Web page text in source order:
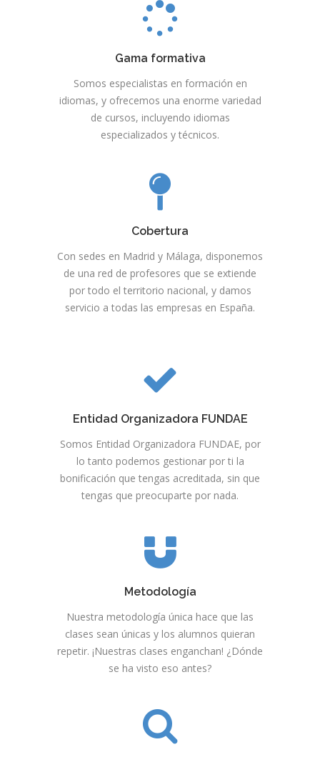
Gama formativa
Somos especialistas en formación en
idiomas, y ofrecemos una enorme variedad
de cursos, incluyendo idiomas
especializados y técnicos.
Cobertura
Con sedes en Madrid y Málaga, disponemos
de una red de profesores que se extiende
por todo el territorio nacional, y damos
servicio a todas las empresas en España.
Entidad Organizadora FUNDAE
Somos Entidad Organizadora FUNDAE, por
lo tanto podemos gestionar por ti la
bonificación que tengas acreditada, sin que
tengas que preocuparte por nada.
Metodología
Nuestra metodología única hace que las
clases sean únicas y los alumnos quieran
repetir. ¡Nuestras clases enganchan! ¿Dónde
se ha visto eso antes?